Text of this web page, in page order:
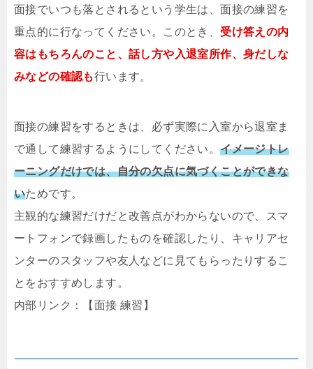
面接でいつも落とされるという学生は、面接の練習を
重点的に行なってください。このとき、 受け答えの内
容はもちろんのこと、話し方や入退室所作、身だしな
みなどの確認も行います。
面接の練習をするときは、必ず実際に入室から退室ま
で通して練習するようにしてください。イメージトレ
ーニングだけでは、自分の欠点に気づくことができな
いためです。
主観的な練習だけだと改善点がわからないので、スマ
ートフォンで録画したものを確認したり、キャリアセ
ンターのスタッフや友人などに見てもらったりするこ
とをおすすめします。
内部リンク：【面接 練習】